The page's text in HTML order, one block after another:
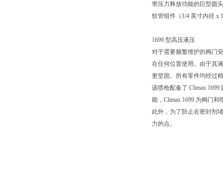
带压力释放功能的巨型圆
软管组件（1/4 英寸内径 x
1699 型高压液压
对于需要频繁维护的阀门
在任何位置使用。由于其
更坚固。所有零件均经过
该喷枪配备了 Climax
能，Climax 1699 为阀门
此外，为了防止在密封剂
力的点。